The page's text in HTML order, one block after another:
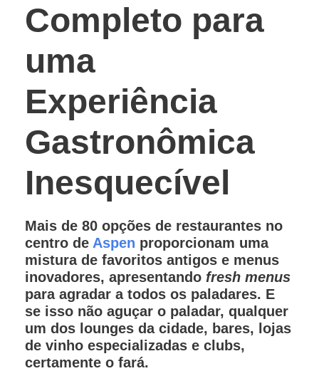
Completo para
uma
Experiência
Gastronômica
Inesquecível
Mais de 80 opções de restaurantes no
centro de Aspen proporcionam uma
mistura de favoritos antigos e menus
inovadores, apresentando fresh menus
para agradar a todos os paladares. E
se isso não aguçar o paladar, qualquer
um dos lounges da cidade, bares, lojas
de vinho especializadas e clubs,
certamente o fará.